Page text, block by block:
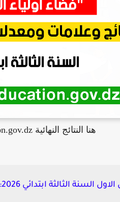
هنا النتائج النهائية tharwa.education.gov.dz
الثالثة ابتدائي 2026: